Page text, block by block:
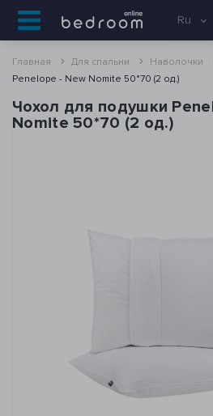
Ru
Главная Для спальни Наволочки
Penelope - New Nomite 50*70 (2 од.)
Чохол для подушки
Nomite 50*70 (2 од.)